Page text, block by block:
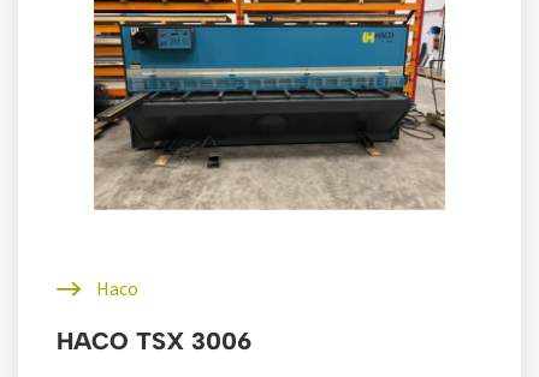
Haco
HACO TSX 3006